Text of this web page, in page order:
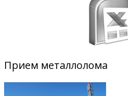
Прием металлолома